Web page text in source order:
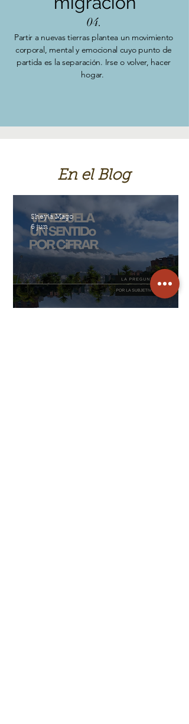
04.
Partir a nuevas tierras plantea un movimiento
corporal, mental y emocional cuyo punto de
partida es la separación. Irse o volver, hacer
hogar.
En el Blog
Sheyla Mago
6 jun